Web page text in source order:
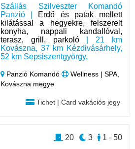
Szállás Szilveszter Komandó
Panzió | Erdő és patak mellett
kilátással a hegyekre, felszerelt
konyha, nappali kandallóval,
terasz, grill, parkoló| 21 km
Kovászna, 37 km Kézdivásárhely,
52 km Sepsiszentgyörgy,
Panzió Komandó
Wellness | SPA,
Kovászna megye
Tichet | Card vakációs jegy
1 - 50
3
20